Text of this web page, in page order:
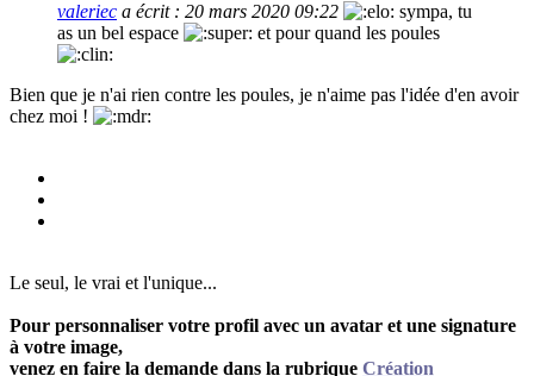
valeriec a écrit : 20 mars 2020 09:22
sympa, tu
as un bel espace
et pour quand les poules
Bien que je n'ai rien contre les poules, je n'aime pas l'idée d'en avoir
chez moi !
Le seul, le vrai et l'unique...
Pour personnaliser votre profil avec un avatar et une signature
à votre image,
venez en faire la demande dans la rubrique Création